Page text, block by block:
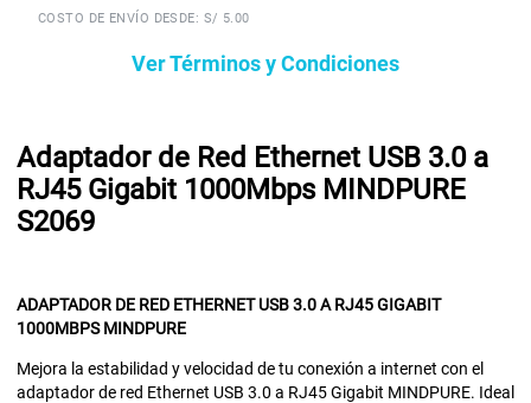
COSTO DE ENVÍO DESDE: S/ 5.00
Ver Términos y Condiciones
Adaptador de Red Ethernet USB 3.0 a
RJ45 Gigabit 1000Mbps MINDPURE
S2069
ADAPTADOR DE RED ETHERNET USB 3.0 A RJ45 GIGABIT
1000MBPS MINDPURE
Mejora la estabilidad y velocidad de tu conexión a internet con el
adaptador de red Ethernet USB 3.0 a RJ45 Gigabit MINDPURE. Ideal